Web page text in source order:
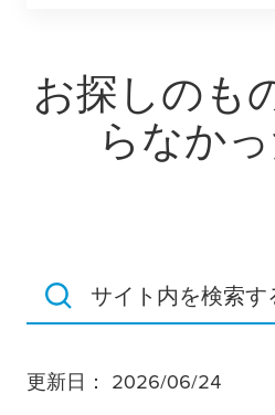
お探しのも
らなか
サイト内を検索する
更新日： 2026/06/24